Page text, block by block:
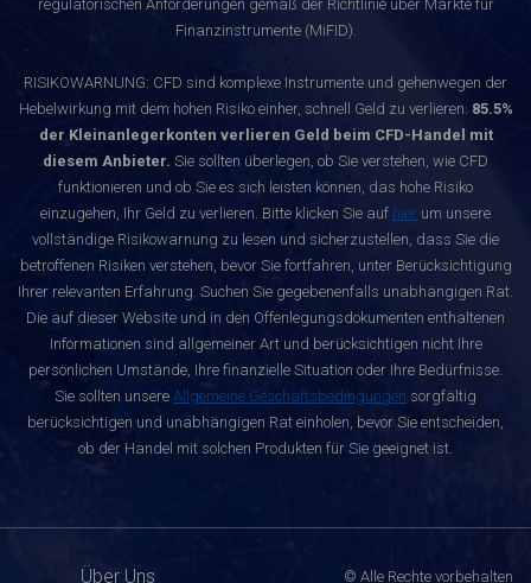
regulatorischen Anforderungen gemäß der Richtlinie über Märkte für
Finanzinstrumente (MiFID).
RISIKOWARNUNG: CFD sind komplexe Instrumente und gehenwegen der
Hebelwirkung mit dem hohen Risiko einher, schnell Geld zu verlieren. 85.5%
der Kleinanlegerkonten verlieren Geld beim CFD-Handel mit
diesem Anbieter. Sie sollten überlegen, ob Sie verstehen, wie CFD
funktionieren und ob Sie es sich leisten können, das hohe Risiko
einzugehen, Ihr Geld zu verlieren. Bitte klicken Sie auf hier um unsere
vollständige Risikowarnung zu lesen und sicherzustellen, dass Sie die
betroffenen Risiken verstehen, bevor Sie fortfahren, unter Berücksichtigung
Ihrer relevanten Erfahrung. Suchen Sie gegebenenfalls unabhängigen Rat.
Die auf dieser Website und in den Offenlegungsdokumenten enthaltenen
Informationen sind allgemeiner Art und berücksichtigen nicht Ihre
persönlichen Umstände, Ihre finanzielle Situation oder Ihre Bedürfnisse.
Sie sollten unsere Allgemeine Geschäftsbedingungen sorgfältig
berücksichtigen und unabhängigen Rat einholen, bevor Sie entscheiden,
ob der Handel mit solchen Produkten für Sie geeignet ist.
Über Uns © Alle Rechte vorbehalten